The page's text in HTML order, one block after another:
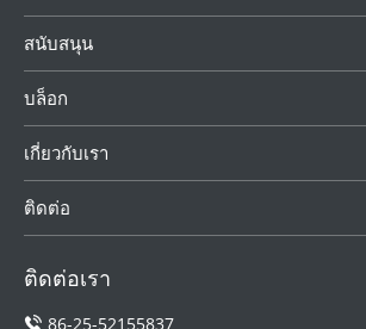
สนับสนุน
บล็อก
เกี่ยวกับเรา
ติดต่อ
ติดต่อเรา
86-25-52155837